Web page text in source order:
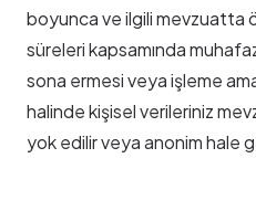
boyunca ve ilgili mevzuatta
süreleri kapsamında
sona ermesi veya işleme
halinde kişisel verileriniz
yok edilir veya anonim hale